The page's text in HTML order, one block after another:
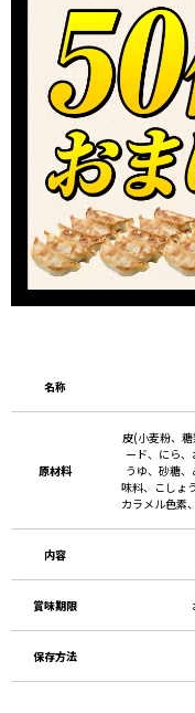
名称
原材料
皮(小麦粉、
ード、にら
うゆ、砂糖
味料、こしょ
カラメル色素
内容
賞味期限
保存方法